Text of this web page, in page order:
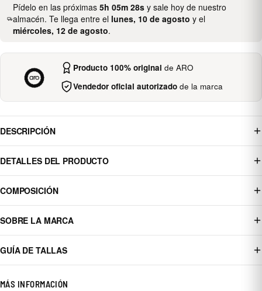
Pídelo en las próximas 5h 05m 28sy sale hoy de nuestro
almacén. Te llega entre el lunes, 10 de agosto y el
miércoles, 12 de agosto.
Producto 100% original de ARO
Vendedor oficial autorizadode la marca
DESCRIPCIÓN
DETALLES DEL PRODUCTO
COMPOSICIÓN
SOBRE LA MARCA
GUÍA DE TALLAS
MÁS INFORMACIÓN